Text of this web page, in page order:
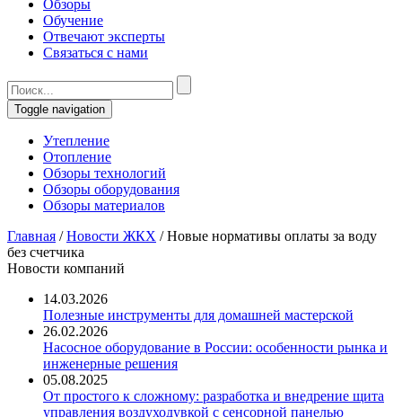
Обзоры
Обучение
Отвечают эксперты
Связаться с нами
Toggle navigation
Утепление
Отопление
Обзоры технологий
Обзоры оборудования
Обзоры материалов
Главная /Новости ЖКХ /Новые нормативы оплаты за воду
без счетчика
Новости компаний
14.03.2026
Полезные инструменты для домашней мастерской
26.02.2026
Насосное оборудование в России: особенности рынка и
инженерные решения
05.08.2025
От простого к сложному: разработка и внедрение щита
управления воздуходувкой с сенсорной панелью